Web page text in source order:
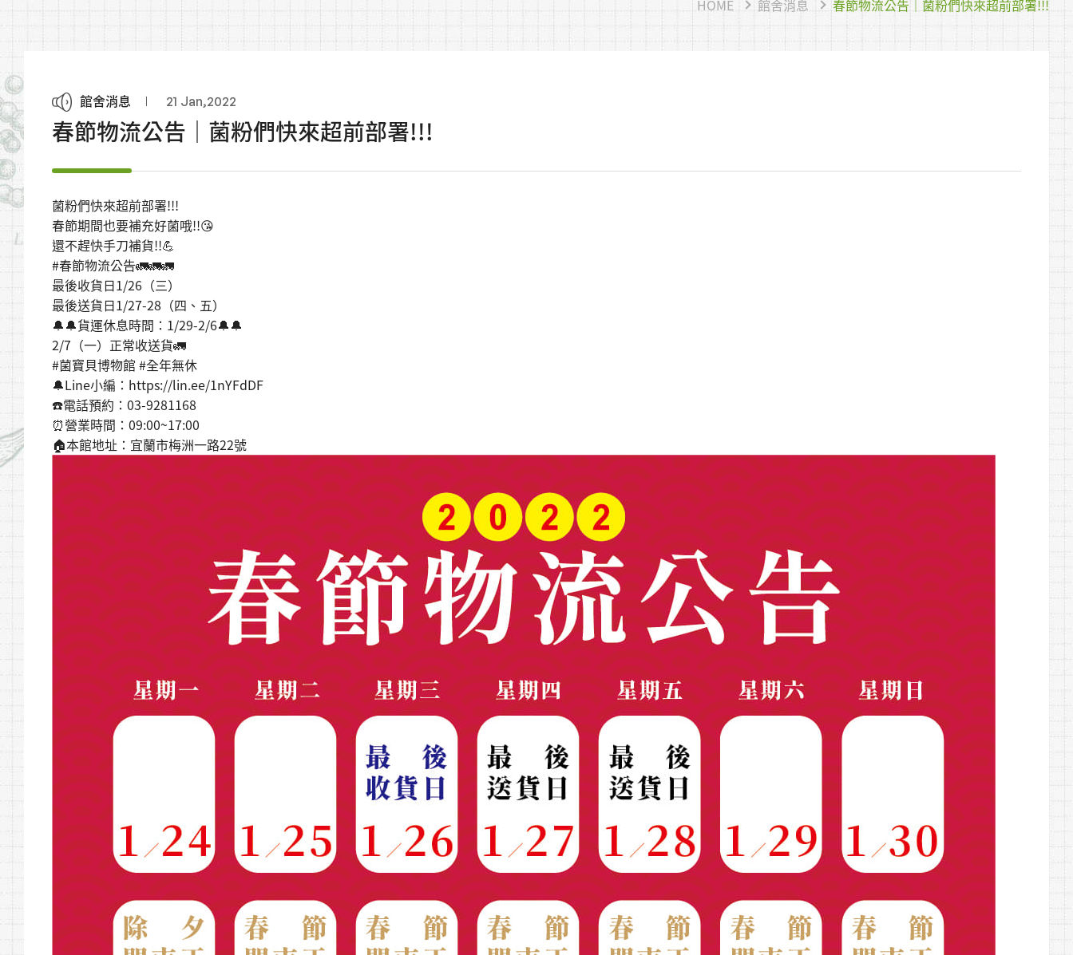
HOME 館舍消息 春節物流公告｜菌粉們快來超前部署!!!
館舍消息 21 Jan,2022
春節物流公告｜菌粉們快來超前部署!!!
菌粉們快來超前部署!!!
春節期間也要補充好菌哦!!😘
還不趕快手刀補貨!!💪
#春節物流公告🚛🚛🚛
最後收貨日1/26（三）
最後送貨日1/27-28（四、五）
🔔🔔貨運休息時間：1/29-2/6🔔🔔
2/7（一）正常收送貨🚛
#菌寶貝博物館 #全年無休
🔔Line小編：https://lin.ee/1nYFdDF
☎️電話預約：03-9281168
⏰營業時間：09:00~17:00
🏠本館地址：宜蘭市梅洲一路22號